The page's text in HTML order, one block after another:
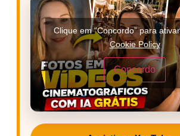
Clique em “Concordo” para
Cookie Policy
Concordo